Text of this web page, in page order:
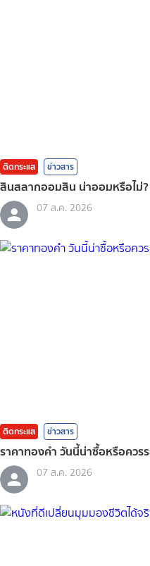
ติดกระแส ข่าวสาร
สินสลากออมสิน น่าออมหรือไม่?
07 ส.ค. 2026
ติดกระแส ข่าวสาร
ราคาทองคํา วันนี้น่าซื้อหรือควร
07 ส.ค. 2026